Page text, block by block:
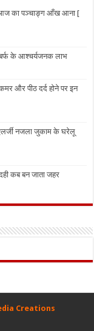
आज का पञ्चाङ्ग आँख आना [
बर्फ के आश्चर्यजनक लाभ
और पीठ दर्द होने पर इन
नजला जुकाम के घरेलू
कब बन जाता जहर
Creations